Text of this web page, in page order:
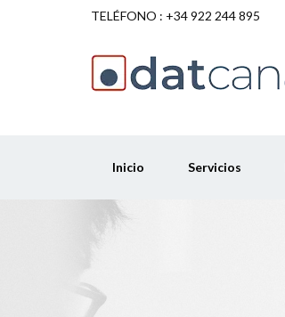
TELÉFONO : +34 922 244 895
Inicio Servicios